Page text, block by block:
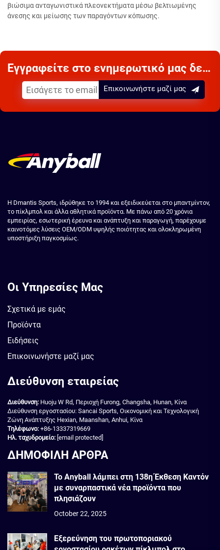
βιώσιμα ανταγωνιστικά πλεονεκτήματα μέσω βελτιωμένης
άνεσης και μείωσης των παραγόντων κόπωσης.
Εγγραφείτε στο ενημερωτικό μας δελτίο
Επικοινωνήστε μαζί μας
Η Dmantis Sports, ιδρύθηκε το 1994 και εξειδικεύεται στο μπαντμίντον,
το πίκλμπολ και άλλα αθλητικά προϊόντα. Με πάνω από 20 χρόνια
εμπειρίας, εσωτερική έρευνα και ανάπτυξη και παραγωγή, παρέχουμε
καινοτόμες λύσεις OEM/ODM υψηλής ποιότητας και ολοκληρωμένη
υποστήριξη παγκοσμίως.
Οι Υπηρεσίες Μας
Σχετικά με εμάς
Προϊόντα
Ειδήσεις
Επικοινωνήστε μαζί μας
Διεύθυνση εταιρείας
Διεύθυνση: Huoju W Rd, Περιοχή Furong, Changsha, Hunan, Κίνα
Διεύθυνση εργοστασίου: Sancai Sports, Οικονομική και Τεχνολογική
Ζώνη Ανάπτυξης Hexian, Maanshan, Anhui, Κίνα
Τηλέφωνο: +86-13337319669
Ηλ. ταχυδρομείο: [email protected]
ΔΗΜΟΦΙΛΗ ΑΡΘΡΑ
Το Anyball λάμπει στη 138η Έκθεση Καντόν
με συναρπαστικά νέα προϊόντα που
πλησιάζουν
October 22, 2025
Εξερεύνηση του πρωτοποριακού